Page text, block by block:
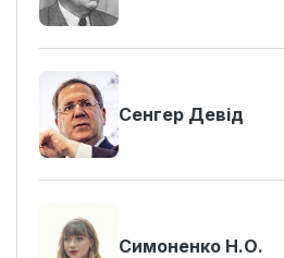
Сенгер Девід
Симоненко Н.О.